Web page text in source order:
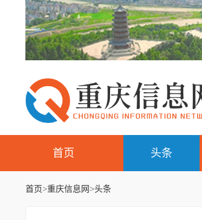
首页 头条
首页>重庆信息网>头条